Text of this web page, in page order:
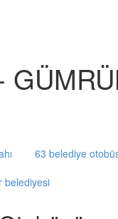
63 belediye
belediyesi